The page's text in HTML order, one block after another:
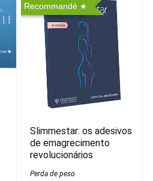
Recommandé
Slimmestar: os adesivos
de emagrecimento
revolucionários
Perda de peso